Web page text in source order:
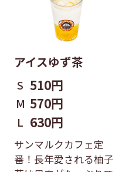
アイスゆず茶
S 510円
M 570円
L 630円
サンマルクカフェ定
番！長年愛される柚子